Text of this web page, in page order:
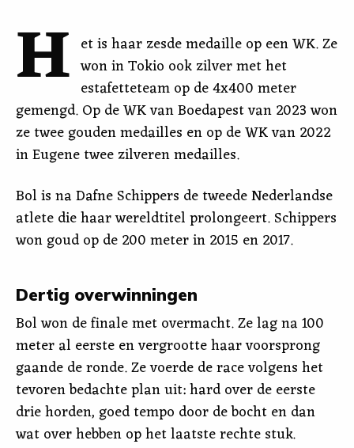
H et is haar zesde medaille op een WK. Ze
won in Tokio ook zilver met het
estafetteteam op de 4x400 meter
gemengd. Op de WK van Boedapest van 2023 won
ze twee gouden medailles en op de WK van 2022
in Eugene twee zilveren medailles.
Bol is na Dafne Schippers de tweede Nederlandse
atlete die haar wereldtitel prolongeert. Schippers
won goud op de 200 meter in 2015 en 2017.
Dertig overwinningen
Bol won de finale met overmacht. Ze lag na 100
meter al eerste en vergrootte haar voorsprong
gaande de ronde. Ze voerde de race volgens het
tevoren bedachte plan uit: hard over de eerste
drie horden, goed tempo door de bocht en dan
wat over hebben op het laatste rechte stuk.